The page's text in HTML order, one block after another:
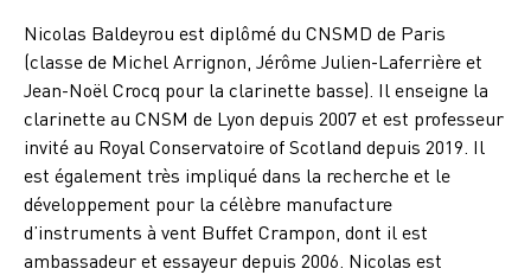
Nicolas Baldeyrou est diplômé du CNSMD de Paris
(classe de Michel Arrignon, Jérôme Julien-Laferrière et
Jean-Noël Crocq pour la clarinette basse). Il enseigne la
clarinette au CNSM de Lyon depuis 2007 et est professeur
invité au Royal Conservatoire of Scotland depuis 2019. Il
est également très impliqué dans la recherche et le
développement pour la célèbre manufacture
d’instruments à vent Buffet Crampon, dont il est
ambassadeur et essayeur depuis 2006. Nicolas est